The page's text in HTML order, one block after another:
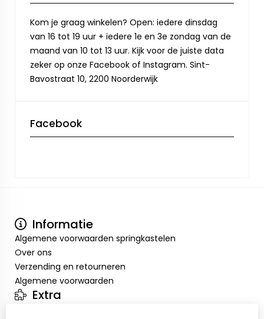
Kom je graag winkelen? Open: iedere dinsdag
van 16 tot 19 uur + iedere 1e en 3e zondag van de
maand van 10 tot 13 uur. Kijk voor de juiste data
zeker op onze Facebook of Instagram. Sint-
Bavostraat 10, 2200 Noorderwijk
Facebook
Informatie
Algemene voorwaarden springkastelen
Over ons
Verzending en retourneren
Algemene voorwaarden
Extra